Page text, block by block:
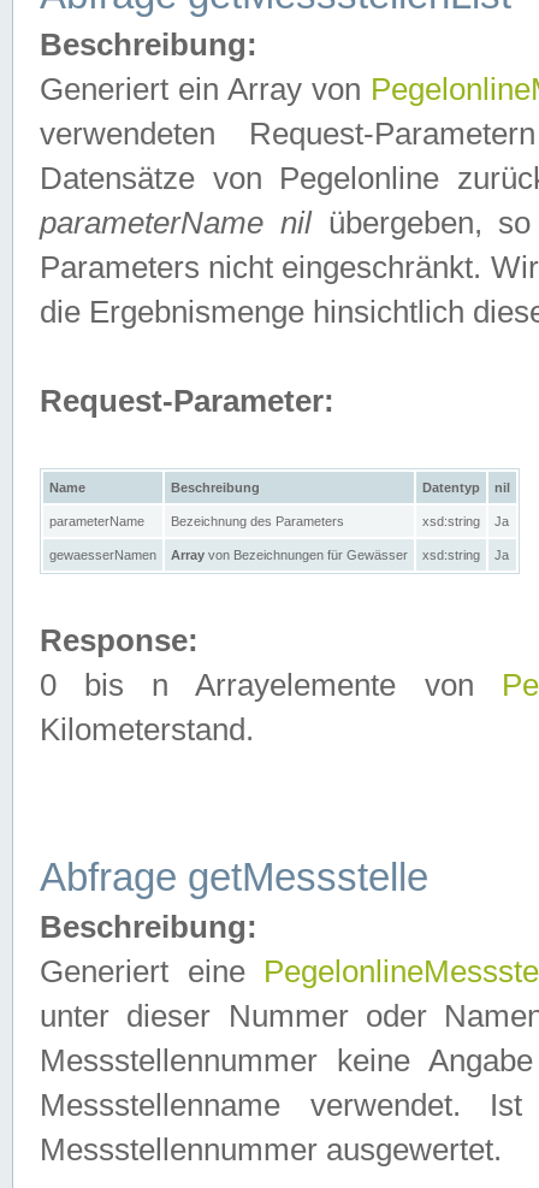
Beschreibung:
Generiert ein Array von
verwendeten Request-
Datensätze von Pegelonline
parameterName nilübergeben, so
Parameters nicht eingeschränkt.
die Ergebnismenge hinsichtlich
Request-Parameter:
Name Beschreibung Datentyp nil
parameterName Bezeichnung des Parameters xsd:string Ja
gewaesserNamen Array von Bezeichnungen für Gewässer xsd:string Ja
Response:
0 bis n Arrayelemente von
Kilometerstand.
Abfrage getMessstelle
Beschreibung:
Generiert eine
unter dieser Nummer oder
Messstellennummer keine
Messstellenname verwendet.
Messstellennummer ausgewertet.